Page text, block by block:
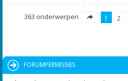
363 onderwerpen 1 2
FORUMPERMISSIES